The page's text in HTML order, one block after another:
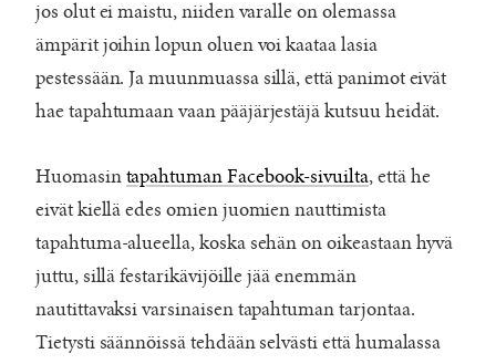
jos olut ei maistu, niiden varalle on olemassa
ämpärit joihin lopun oluen voi kaataa lasia
pestessään. Ja muunmuassa sillä, että panimot eivät
hae tapahtumaan vaan pääjärjestäjä kutsuu heidät.
Huomasin tapahtuman Facebook-sivuilta, että he
eivät kiellä edes omien juomien nauttimista
tapahtuma-alueella, koska sehän on oikeastaan hyvä
juttu, sillä festarikävijöille jää enemmän
nautittavaksi varsinaisen tapahtuman tarjontaa.
Tietysti säännöissä tehdään selvästi että humalassa